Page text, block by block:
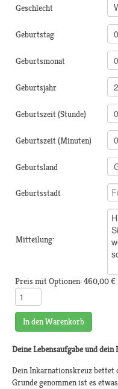
Geschlecht
Geburtstag
Geburtsmonat
Geburtsjahr
Geburtszeit (Stunde)
Geburtszeit (Minuten)
Geburtsland
Geburtsstadt
Mitteilung:
Preis mit Optionen:460,00 €
In den Warenkorb
Deine Lebensaufgabe und
Dein Inkarnationskreuz bettet
Grunde genommen ist es